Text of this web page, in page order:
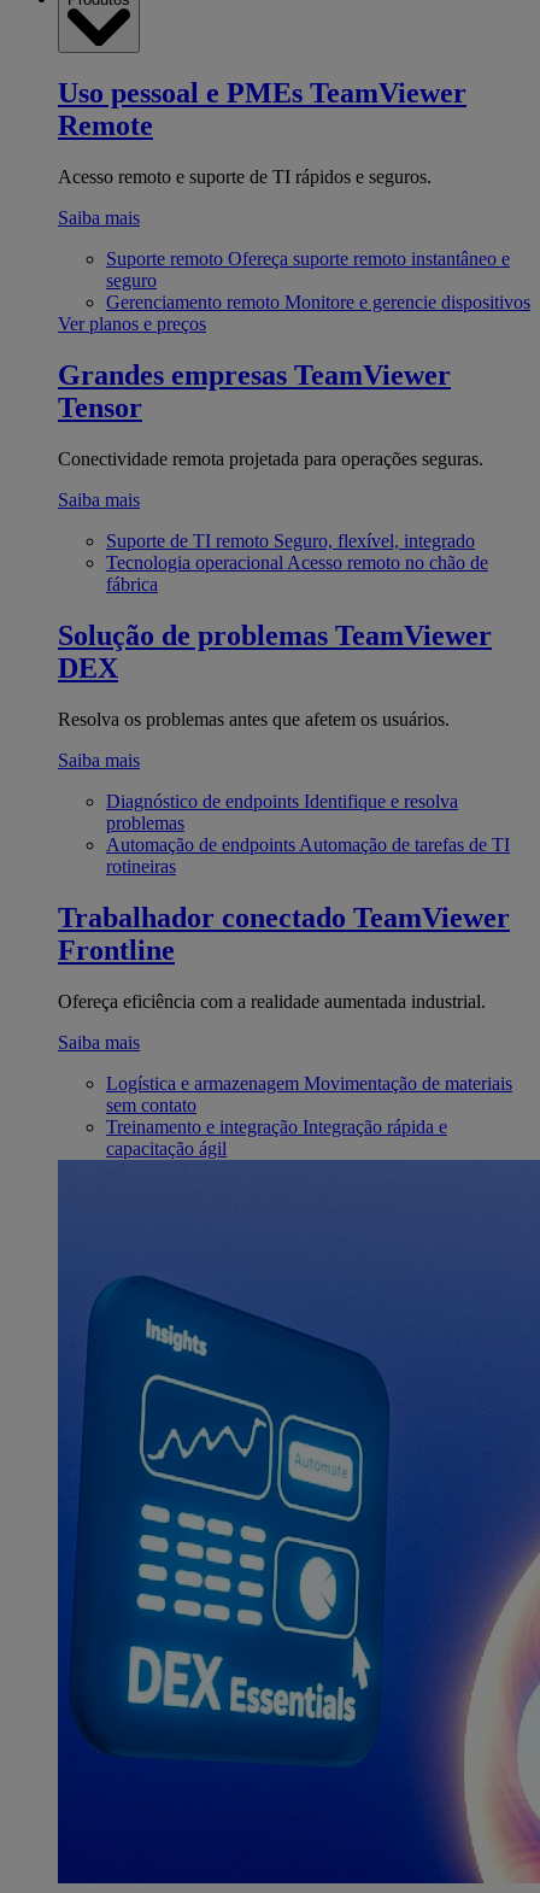
Uso pessoal e PMEs TeamViewer
Remote
Acesso remoto e suporte de TI rápidos e seguros.
Saiba mais
Suporte remoto Ofereça suporte remoto instantâneo e
seguro
Gerenciamento remoto Monitore e gerencie dispositivos
Ver planos e preços
Grandes empresas TeamViewer
Tensor
Conectividade remota projetada para operações seguras.
Saiba mais
Suporte de TI remoto Seguro, flexível, integrado
Tecnologia operacional Acesso remoto no chão de
fábrica
Solução de problemas TeamViewer
DEX
Resolva os problemas antes que afetem os usuários.
Saiba mais
Diagnóstico de endpoints Identifique e resolva
problemas
Automação de endpoints Automação de tarefas de TI
rotineiras
Trabalhador conectado TeamViewer
Frontline
Ofereça eficiência com a realidade aumentada industrial.
Saiba mais
Logística e armazenagem Movimentação de materiais
sem contato
Treinamento e integração Integração rápida e
capacitação ágil